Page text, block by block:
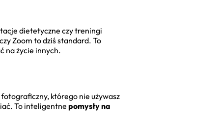
dietetyczne czy treningi
Zoom to dziś standard. To
na życie innych.
którego nie używasz
To inteligentne pomysły na